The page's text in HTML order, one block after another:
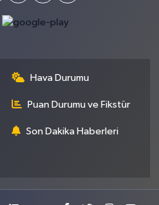
Hava Durumu
Puan Durumu ve Fikstür
Son Dakika Haberleri